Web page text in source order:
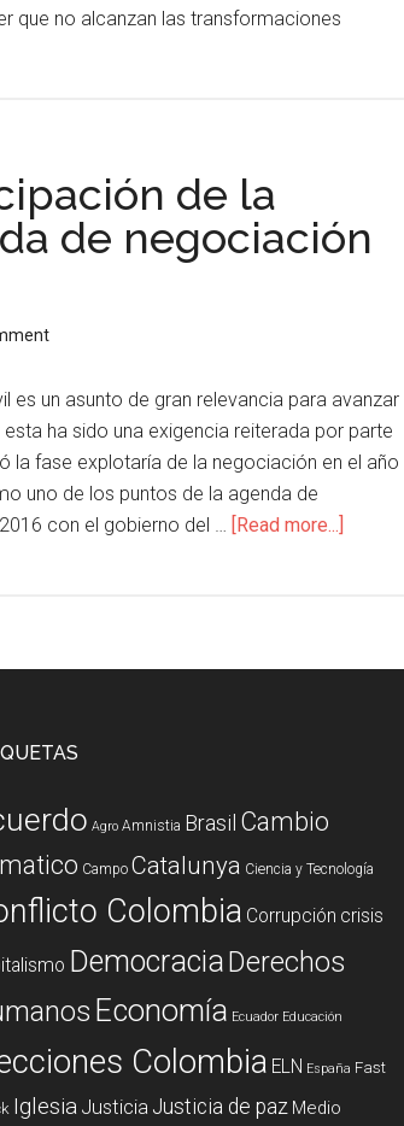
que no alcanzan las transformaciones
de la
de negociación
es un asunto de gran relevancia para avanzar
ha sido una exigencia reiterada por parte
la fase explotaría de la negociación en el año
uno de los puntos de la agenda de
con el gobierno del … [Read more...]
Agro Amnistia Brasil Cambio
Campo Catalunya Ciencia y Tecnología
Colombia Corrupción crisis
DemocraciaDerechos
Economía Ecuador Educación
Colombia ELN España Fast
Iglesia Justicia Justicia de paz Medio